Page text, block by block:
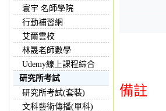
寰宇 名師學院
行動補習網
艾爾雲校
林晟老師數學
Udemy線上課程綜合
研究所考試
研究所考試(套裝)
文科藝術傳播(單科)
備註